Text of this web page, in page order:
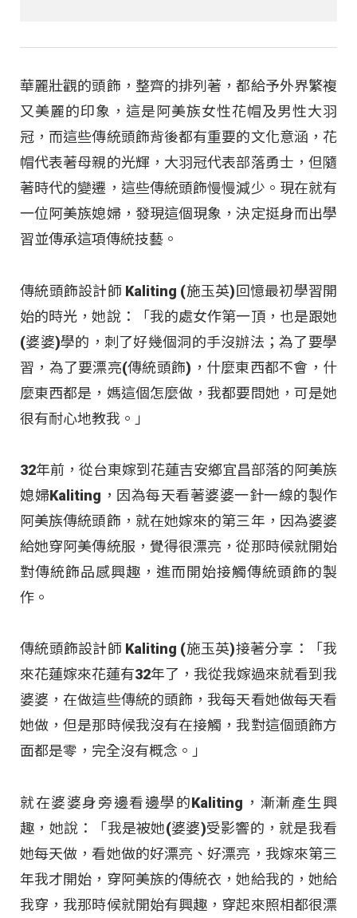
華麗壯觀的頭飾，整齊的排列著，都給予外界繁複
又美麗的印象，這是阿美族女性花帽及男性大羽
冠，而這些傳統頭飾背後都有重要的文化意涵，花
帽代表著母親的光輝，大羽冠代表部落勇士，但隨
著時代的變遷，這些傳統頭飾慢慢減少。現在就有
一位阿美族媳婦，發現這個現象，決定挺身而出學
習並傳承這項傳統技藝。
傳統頭飾設計師 Kaliting (施玉英)回憶最初學習開
始的時光，她說：「我的處女作第一頂，也是跟她
(婆婆)學的，刺了好幾個洞的手沒辦法；為了要學
習，為了要漂亮(傳統頭飾)，什麼東西都不會，什
麼東西都是，媽這個怎麼做，我都要問她，可是她
很有耐心地教我。」
32年前，從台東嫁到花蓮吉安鄉宜昌部落的阿美族
媳婦Kaliting，因為每天看著婆婆一針一線的製作
阿美族傳統頭飾，就在她嫁來的第三年，因為婆婆
給她穿阿美傳統服，覺得很漂亮，從那時候就開始
對傳統飾品感興趣，進而開始接觸傳統頭飾的製
作。
傳統頭飾設計師 Kaliting (施玉英)接著分享：「我
來花蓮嫁來花蓮有32年了，我從我嫁過來就看到我
婆婆，在做這些傳統的頭飾，我每天看她做每天看
她做，但是那時候我沒有在接觸，我對這個頭飾方
面都是零，完全沒有概念。」
就在婆婆身旁邊看邊學的Kaliting，漸漸產生興
趣，她說：「我是被她(婆婆)受影響的，就是我看
她每天做，看她做的好漂亮、好漂亮，我嫁來第三
年我才開始，穿阿美族的傳統衣，她給我的，她給
我穿，我那時候就開始有興趣，穿起來照相都很漂